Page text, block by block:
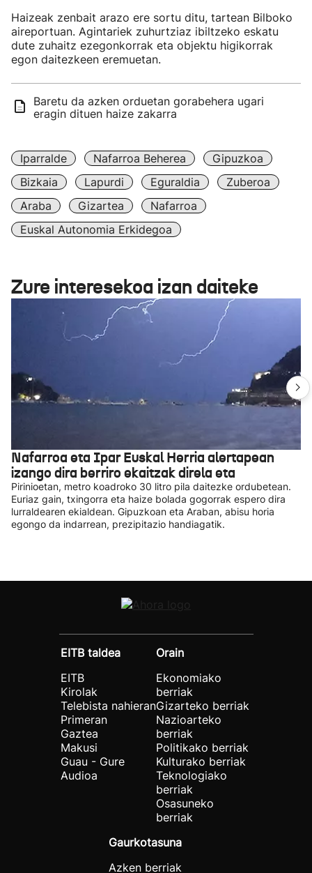
Haizeak zenbait arazo ere sortu ditu, tartean Bilboko
aireportuan. Agintariek zuhurtziaz ibiltzeko eskatu
dute zuhaitz ezegonkorrak eta objektu higikorrak
egon daitezkeen eremuetan.
Baretu da azken orduetan gorabehera ugari
eragin dituen haize zakarra
Iparralde Nafarroa Beherea
Gipuzkoa
Bizkaia
Lapurdi Eguraldia
Zuberoa
Araba
Gizartea
Nafarroa
Euskal Autonomia Erkidegoa
Zure interesekoa izan daiteke
Nafarroa eta Ipar Euskal Herria alertapean
izango dira berriro ekaitzak direla eta
Pirinioetan, metro koadroko 30 litro pila daitezke ordubetean.
Euriaz gain, txingorra eta haize bolada gogorrak espero dira
lurraldearen ekialdean. Gipuzkoan eta Araban, abisu horia
egongo da indarrean, prezipitazio handiagatik.
EITB taldea
EITB
Kirolak
Telebista nahieran
Primeran
Gaztea
Makusi
Guau - Gure
Audioa
Orain
Ekonomiako
berriak
Gizarteko berriak
Nazioarteko
berriak
Politikako berriak
Kulturako berriak
Teknologiako
berriak
Osasuneko
berriak
Gaurkotasuna
Azken berriak